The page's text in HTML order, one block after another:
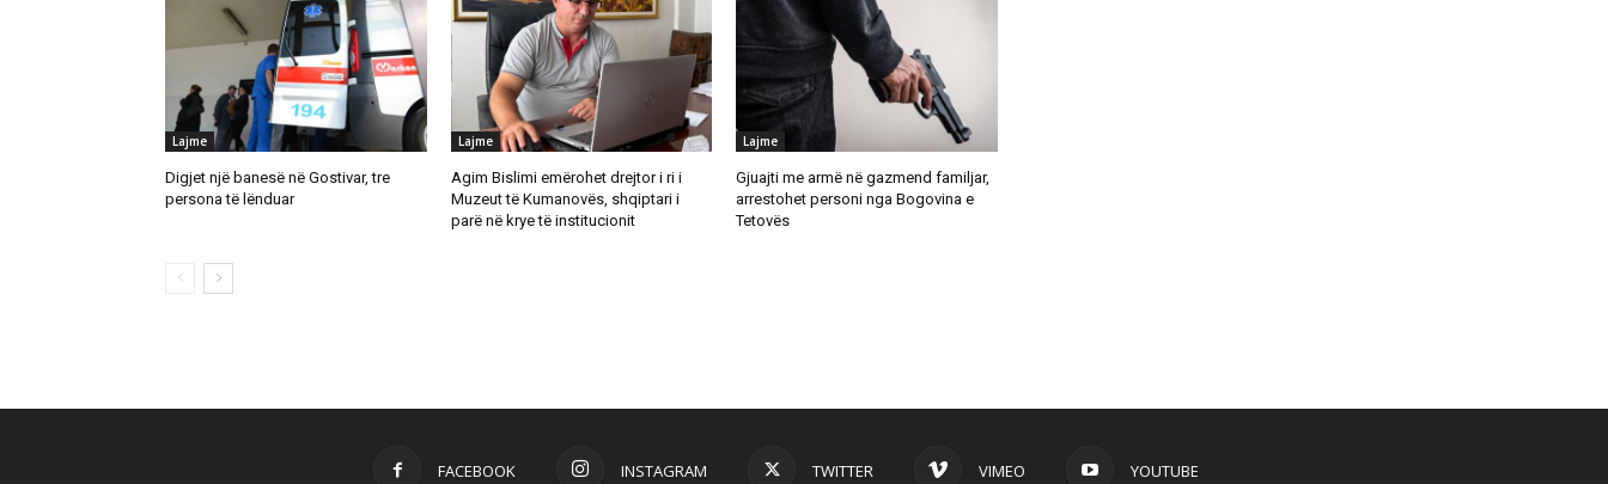
Lajme
Digjet një banesë në Gostivar, tre
persona të lënduar
Lajme
Agim Bislimi emërohet drejtor i ri i
Muzeut të Kumanovës, shqiptari i
parë në krye të institucionit
Lajme
Gjuajti me armë në gazmend familjar,
arrestohet personi nga Bogovina e
Tetovës
FACEBOOK INSTAGRAM TWITTER VIMEO YOUTUBE